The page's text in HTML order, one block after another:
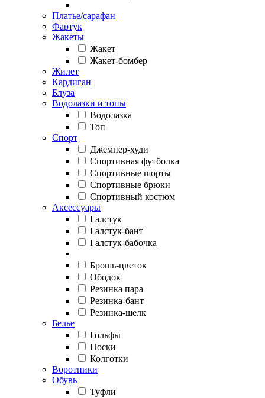
Платье/сарафан
Фартук
Жакеты
Жакет
Жакет-бомбер
Жилет
Кардиган
Блуза
Водолазки и топы
Водолазка
Топ
Спорт
Джемпер-худи
Спортивная футболка
Спортивные шорты
Спортивные брюки
Спортивный костюм
Аксессуары
Галстук
Галстук-бант
Галстук-бабочка
Брошь-цветок
Ободок
Резинка пара
Резинка-бант
Резинка-шелк
Белье
Гольфы
Носки
Колготки
Воротники
Обувь
Туфли